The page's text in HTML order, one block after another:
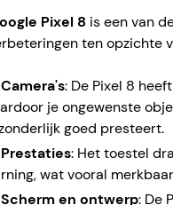
Pixel 8 is een van
ten opzichte
Camera's: De Pixel 8
je ongewenste
goed presteert.
Prestaties: Het toestel
wat vooral
Scherm en ontwerp: De